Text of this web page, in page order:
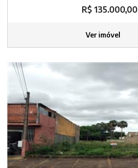
R$ 135.000,00
Ver imóvel